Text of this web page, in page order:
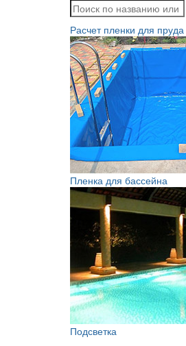
Расчет пленки для пруда
Пленка для бассейна
Подсветка